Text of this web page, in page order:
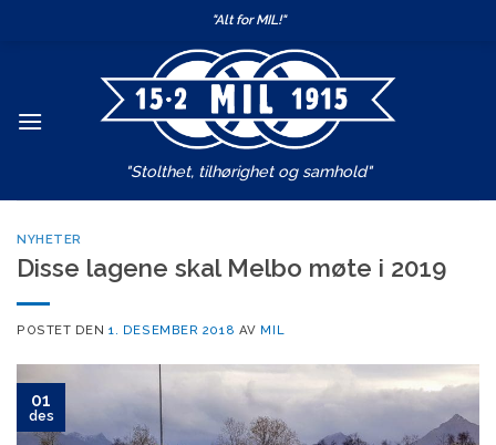
"Alt for MIL!"
"Stolthet, tilhørighet og samhold"
NYHETER
Disse lagene skal Melbo møte i 2019
POSTET DEN1. DESEMBER 2018 AV MIL
01
des